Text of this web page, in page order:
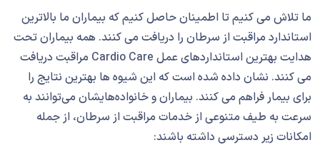
ما تلاش می کنیم تا اطمینان حاصل کنیم که بیماران ما بالاترین
استاندارد مراقبت از سرطان را دریافت می کنند. همه بیماران تحت
هدایت بهترین استانداردهای عمل Cardio Care مراقبت دریافت
می کنند. نشان داده شده است که این شیوه ها بهترین نتایج را
برای بیمار فراهم می کنند. بیماران و خانواده‌هایشان می‌توانند به
سرعت به طیف متنوعی از خدمات مراقبت از سرطان، از جمله
امکانات زیر دسترسی داشته باشند: